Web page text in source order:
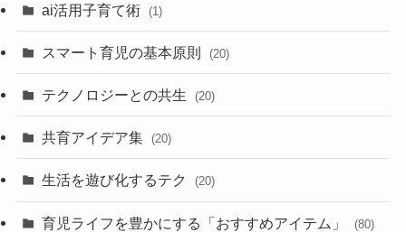
ai活用子育て術 (1)
スマート育児の基本原則 (20)
テクノロジーとの共生 (20)
共育アイデア集 (20)
生活を遊び化するテク (20)
育児ライフを豊かにする「おすすめアイテム」 (80)